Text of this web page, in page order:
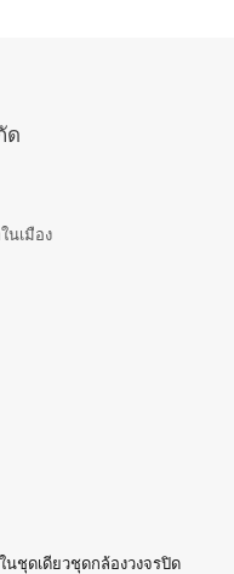
ด
นเมือง
นชุดเดียวชุดกล้องวงจรปิด